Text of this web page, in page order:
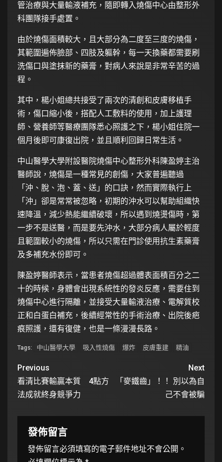
管治療與大量輸液補充，隨即轉入燒傷中心由整形外
科團隊接手處置。
由於燒傷面積較大，且大部分為二度至三度的燒傷，
其範圍遍佈臉部、四肢及軀幹，每一天換藥都需要刷
洗傷口與塗抹新的藥膏，對病人來說是非常辛苦的過
程。
其中，楊小姐總共接受了兩次的清創和皮膚移植手
術，傷口縮小後，搭配人工敷料的使用，加上護理
師、營養師等醫療團隊悉心照護之下，楊小姐住院一
個月後即可康復出院，並且順利回歸日常生活。
中山醫學大學附設醫院燒傷中心整形外科陳盈婷主治
醫師說，燒傷是一種常見的創傷，大家普遍聽過
「沖、脫、泡、蓋、送」的口訣，然而實際執行上
「沖」卻是常常被忽略，初期的沖水可以幫助組織快
速降溫，減少熱能繼續破壞，所以遇到燒燙傷時，第
一步不是送醫，而是要先沖水，大部分病人屬於輕度
且範圍較小的燒傷，所以只需在門診使用抗生素藥膏
及多補充水份即可。
陳盈婷醫師表示，當患者燒傷超過體表面積百分之二
十的時候，身體會出現系統性的發炎反應，需要住到
燒傷中心進行隔離，並接受大量輸液治療、電解質校
正和白蛋白補充，後續經常性的手術治療、出院後疤
痕照護，還有復健，也是一條漫漫長路。
Tags: 中山醫學大學 吸入性燒傷 爆炸 皮膚重建 精油
Previous
看清比賽輸贏本質 4點方
法成就終身競爭力
Next
「麥鐵齒」！！ 別以為自
己不會被騙
發佈留言
發佈留言必須填寫的電子郵件地址不會公開。